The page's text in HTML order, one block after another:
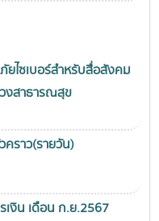
ไซเบอร์สําหรับสื่อสังคม
งสาธารณสุข
ราว(รายวัน)
งิน เดือน ก.ย.2567